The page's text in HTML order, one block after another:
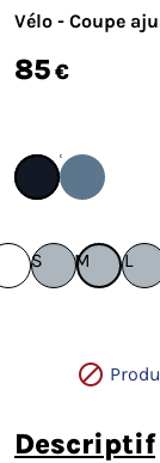
Vélo - Coupe
85€
S M L

descriptif